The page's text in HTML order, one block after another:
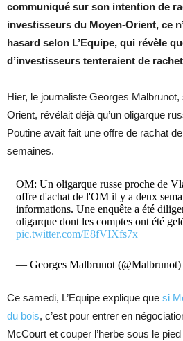
communiqué sur son intention de
investisseurs du Moyen-Orient, ce
hasard selon L’Equipe, qui révèle
d’investisseurs tenteraient de
Hier, le journaliste Georges
Orient, révélait déjà qu’un oligarque
Poutine avait fait une offre de rachat
semaines.
OM: Un oligarque russe proche de
offre d'achat de l'OM il y a deux
informations. Une enquête a été
oligarque dont les comptes ont été
pic.twitter.com/E8fVIXfs7x
— Georges Malbrunot (@Malbrunot)
Ce samedi, L’Equipe explique que si
du bois, c’est pour entrer en
McCourt et couper l’herbe sous le